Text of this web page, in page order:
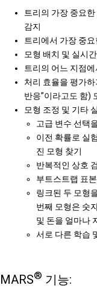
트리의 가장 중요
감지
트리에서 가장 중
모형 배치 및 실시
트리의 어느 지점
처리 효율을 평가
반응”이라고도 함)
모형 조정 및 기타
고급 변수 선택
이전 확률로 실
진 모형 찾기
반복적인 상호
부트스트랩 표
링크된 두 모형
번째 모형은 숫
및 돈을 얼마나
서로 다른 학습
MARS® 기능: